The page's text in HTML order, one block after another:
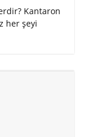
Kantaron
her şeyi